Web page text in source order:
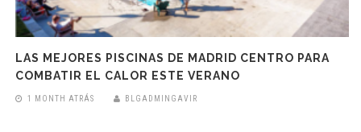
LAS MEJORES PISCINAS DE MADRID CENTRO PARA
COMBATIR EL CALOR ESTE VERANO
1 MONTH ATRÁS BLGADMINGAVIR